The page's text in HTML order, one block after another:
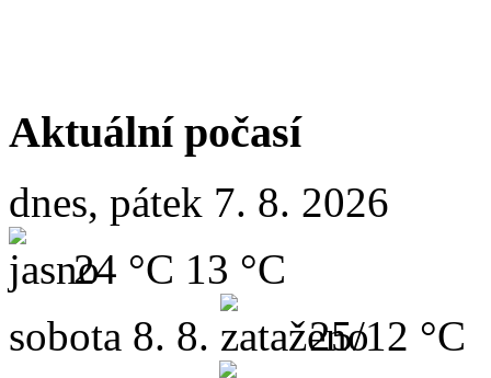
Aktuální počasí
dnes, pátek 7. 8. 2026
24 °C 13 °C
sobota 8. 8.
25/12 °C